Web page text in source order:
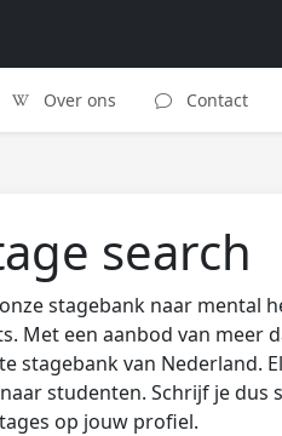
Over ons Contact
search
stagebank naar mental
Met een aanbod van meer
stagebank van Nederland.
studenten. Schrijf je dus
op jouw profiel.